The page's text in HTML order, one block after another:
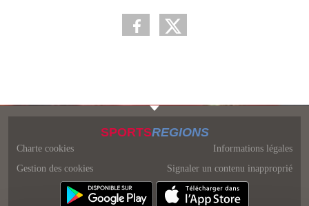
SPORTSREGIONS
Charte cookies
Gestion des cookies
Informations légales
Signaler un contenu inapproprié